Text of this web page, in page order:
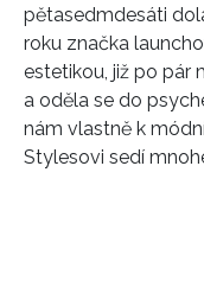
pětasedmdesáti
roku značka
estetikou, již po pár
a oděla se do
nám vlastně k
Stylesovi sedí